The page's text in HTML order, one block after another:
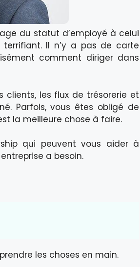
du statut d’employé à celui
Il n’y a pas de carte
comment diriger dans
clients, les flux de trésorerie et
Parfois, vous êtes obligé de
la meilleure chose à faire.
qui peuvent vous aider à
a besoin.
les choses en main.